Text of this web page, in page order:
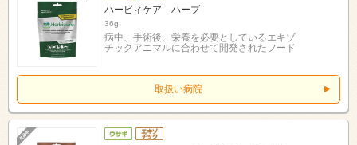
ハービィケア ハーブ
36g
病中、手術後、栄養を必要としているエキゾ
チックアニマルに合わせて開発されたフード
取扱い病院